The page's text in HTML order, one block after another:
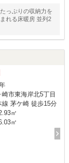
っぷりの収納力を
れる床暖房 並列2
市東海岸北5丁目
線 茅ケ崎 徒歩15分
㎡
㎡